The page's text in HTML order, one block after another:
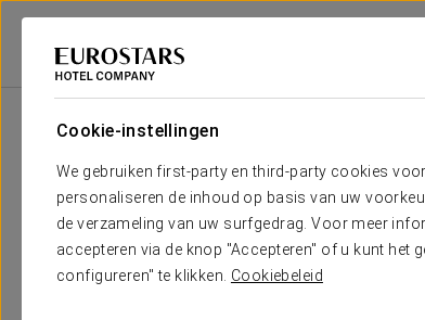
Cookie-instellingen
We gebruiken first-party en third-party cookies
personaliseren de inhoud op basis van uw
de verzameling van uw surfgedrag. Voor meer
accepteren via de knop "Accepteren" of u kunt
configureren" te klikken. Cookiebeleid
Eurostars Hotel Company